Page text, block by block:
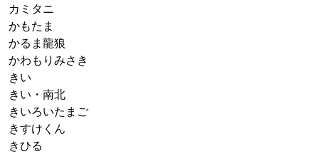
カミタニ
かもたま
かるま龍狼
かわもりみさき
きい
きい・南北
きいろいたまご
きすけくん
きひる